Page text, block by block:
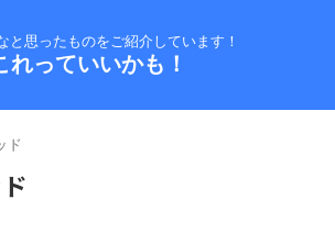
と思ったものをご紹介しています！
れっていいかも！
ド